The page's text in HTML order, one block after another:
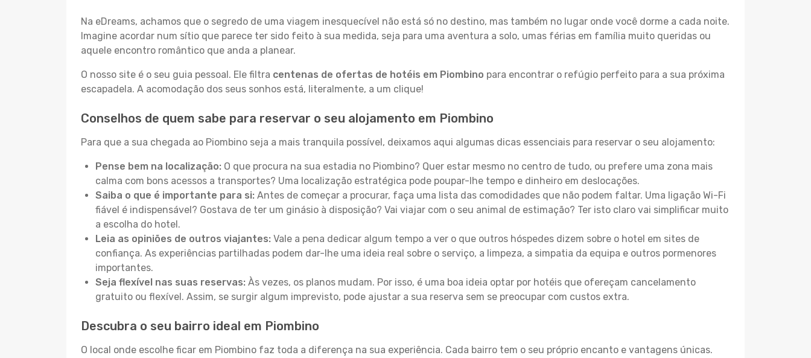
Na eDreams, achamos que o segredo de uma viagem inesquecível não está só no destino, mas também no lugar onde você dorme a cada noite.
Imagine acordar num sítio que parece ter sido feito à sua medida, seja para uma aventura a solo, umas férias em família muito queridas ou
aquele encontro romântico que anda a planear.
O nosso site é o seu guia pessoal. Ele filtra centenas de ofertas de hotéis em Piombino para encontrar o refúgio perfeito para a sua próxima
escapadela. A acomodação dos seus sonhos está, literalmente, a um clique!
Conselhos de quem sabe para reservar o seu alojamento em Piombino
Para que a sua chegada ao Piombino seja a mais tranquila possível, deixamos aqui algumas dicas essenciais para reservar o seu alojamento:
Pense bem na localização: O que procura na sua estadia no Piombino? Quer estar mesmo no centro de tudo, ou prefere uma zona mais
calma com bons acessos a transportes? Uma localização estratégica pode poupar-lhe tempo e dinheiro em deslocações.
Saiba o que é importante para si: Antes de começar a procurar, faça uma lista das comodidades que não podem faltar. Uma ligação Wi-Fi
fiável é indispensável? Gostava de ter um ginásio à disposição? Vai viajar com o seu animal de estimação? Ter isto claro vai simplificar muito
a escolha do hotel.
Leia as opiniões de outros viajantes: Vale a pena dedicar algum tempo a ver o que outros hóspedes dizem sobre o hotel em sites de
confiança. As experiências partilhadas podem dar-lhe uma ideia real sobre o serviço, a limpeza, a simpatia da equipa e outros pormenores
importantes.
Seja flexível nas suas reservas: Às vezes, os planos mudam. Por isso, é uma boa ideia optar por hotéis que ofereçam cancelamento
gratuito ou flexível. Assim, se surgir algum imprevisto, pode ajustar a sua reserva sem se preocupar com custos extra.
Descubra o seu bairro ideal em Piombino
O local onde escolhe ficar em Piombino faz toda a diferença na sua experiência. Cada bairro tem o seu próprio encanto e vantagens únicas.